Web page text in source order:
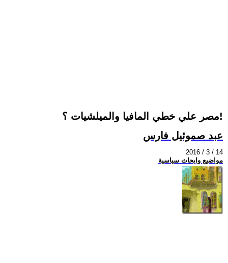
مصر علي خطي المافيا والميلشيات ؟!
عبد صموئيل فارس
2016 / 3 / 14
مواضيع وابحاث سياسية